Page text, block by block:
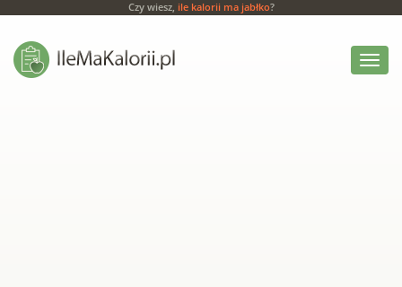
Czy wiesz, ile kalorii ma jabłko?
Włącz
menu